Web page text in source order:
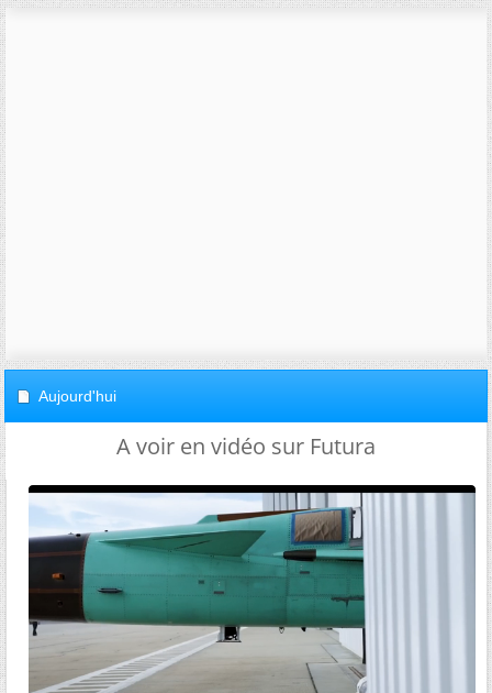
Aujourd'hui
A voir en vidéo sur Futura